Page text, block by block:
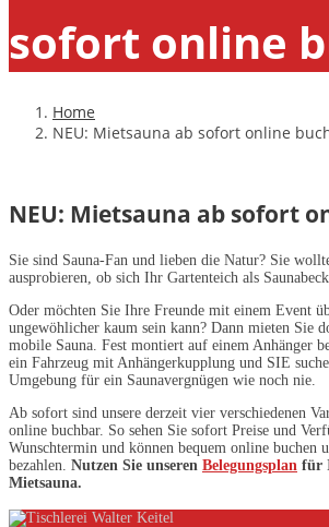
sofort online
Home
NEU: Mietsauna ab sofort online
NEU: Mietsauna ab sofort
Sie sind Sauna-Fan und lieben die Natur? Sie
ausprobieren, ob sich Ihr Gartenteich als
Oder möchten Sie Ihre Freunde mit einem Event
ungewöhlicher kaum sein kann? Dann mieten Sie
mobile Sauna. Fest montiert auf einem Anhänger
ein Fahrzeug mit Anhängerkupplung und SIE
Umgebung für ein Saunavergnügen wie noch nie.
Ab sofort sind unsere derzeit vier verschiedenen
online buchbar. So sehen Sie sofort Preise und
Wunschtermin und können bequem online buchen
bezahlen. Nutzen Sie unseren Belegungsplan für
Mietsauna.